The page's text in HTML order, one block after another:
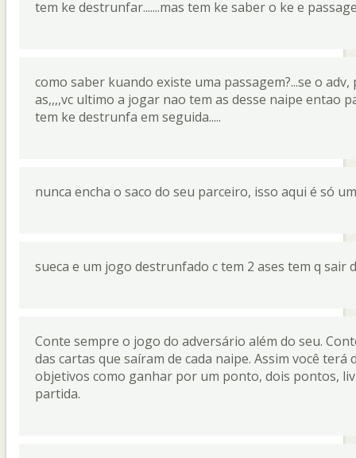
tem ke destrunfar.......mas tem ke saber o ke e
como saber kuando existe uma passagem?...se o
as,,,,vc ultimo a jogar nao tem as desse naipe entao
tem ke destrunfa em seguida.....
nunca encha o saco do seu parceiro, isso aqui é só
sueca e um jogo destrunfado c tem 2 ases tem q
Conte sempre o jogo do adversário além do seu.
das cartas que saíram de cada naipe. Assim você
objetivos como ganhar por um ponto, dois pontos,
partida.